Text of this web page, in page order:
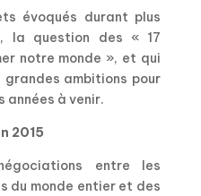
évoqués durant plus
la question des « 17
notre monde », et qui
grandes ambitions pour
années à venir.
2015
entre les
du monde entier et des